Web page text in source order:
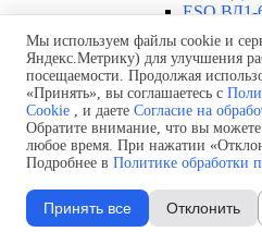
ESQ
ESQ
ESQ ВА
ESQ ВА
ESQ ВА
ESQ ВА
ESQ ВА
ESQ ВА
ESQ ВА
ESQ ВА
ESQ ВА
Мы используем файлы cookie и
Яндекс.Метрику) для улучшения
посещаемости. Продолжая
«Принять», вы соглашаетесь с
Cookie , и даете Согласие на
Обратите внимание, что вы можете
любое время. При нажатии
Подробнее в Политике обработки
Принять все Отклонить